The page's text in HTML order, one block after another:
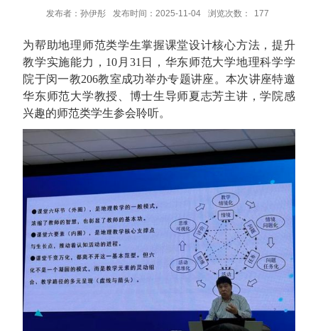
发布者：孙伊彤 发布时间：2025-11-04 浏览次数： 177
为帮助地理师范类学生掌握课堂设计核心方法，提升
教学实施能力，10月31日，华东师范大学地理科学学
院于闵一教206教室成功举办专题讲座。本次讲座特邀
华东师范大学教授、博士生导师夏志芳主讲，学院感
兴趣的师范类学生参会聆听。